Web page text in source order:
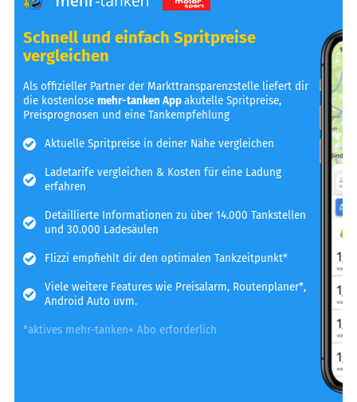
Schnell und einfach Spritpreise
vergleichen
Als offizieller Partner der Markttransparenzstelle liefert dir
die kostenlosemehr-tanken Appakutelle Spritpreise,
Preisprognosen und eine Tankempfehlung
Aktuelle Spritpreise in deiner Nähe vergleichen
Ladetarife vergleichen & Kosten für eine Ladung
erfahren
Detaillierte Informationen zu über 14.000 Tankstellen
und 30.000 Ladesäulen
Flizzi empfiehlt dir den optimalen Tankzeitpunkt*
Viele weitere Features wie Preisalarm, Routenplaner*,
Android Auto uvm.
*aktives mehr-tanken+ Abo erforderlich